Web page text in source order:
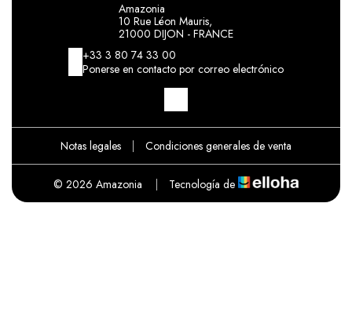
Amazonia
10 Rue Léon Mauris,
21000 DIJON - FRANCE
+33 3 80 74 33 00
Ponerse en contacto por correo electrónico
Notas legales Condiciones generales de venta
© 2026 Amazonia Tecnología de